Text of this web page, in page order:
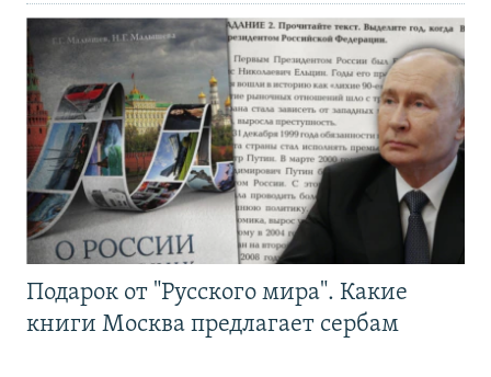
Подарок от "Русского мира". Какие
книги Москва предлагает сербам